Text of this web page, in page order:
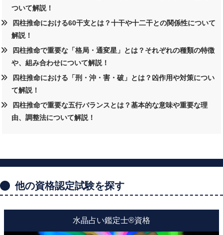
ついて解説！
四柱推命における60干支とは？十干や十二干との関係性について
解説！
四柱推命で重要な「格局・通変星」とは？それぞれの種類の特徴
や、組み合わせについて解説！
四柱推命における「刑・沖・害・破」とは？凶作用や対策につい
て解説！
四柱推命で重要な五行バランスとは？基本的な意味や重要な理
由、調整法について解説！
他の資格認定試験を探す
水晶占い鑑定士®資格